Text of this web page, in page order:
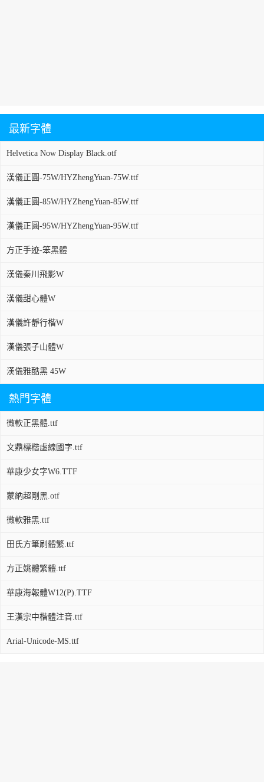
最新字體
Helvetica Now Display Black.otf
漢儀正圓-75W/HYZhengYuan-75W.ttf
漢儀正圓-85W/HYZhengYuan-85W.ttf
漢儀正圓-95W/HYZhengYuan-95W.ttf
方正手迹-笨黑體
漢儀秦川飛影W
漢儀甜心體W
漢儀許靜行楷W
漢儀張子山體W
漢儀雅酷黑 45W
熱門字體
微軟正黑體.ttf
文鼎標楷虛線國字.ttf
華康少女字W6.TTF
蒙納超剛黑.otf
微軟雅黑.ttf
田氏方筆刷體繁.ttf
方正姚體繁體.ttf
華康海報體W12(P).TTF
王漢宗中楷體注音.ttf
Arial-Unicode-MS.ttf